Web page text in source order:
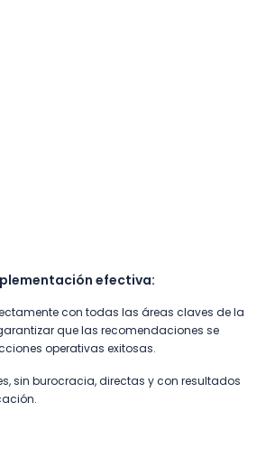
efectiva:
con todas las áreas claves de la
que las recomendaciones se
operativas exitosas.
sin burocracia, directas y con resultados